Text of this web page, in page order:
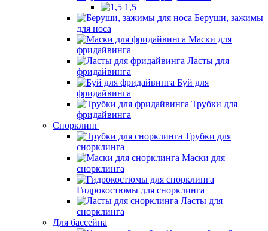
1,5
Беруши, зажимы
для носа
Маски для
фридайвинга
Ласты для
фридайвинга
Буй для
фридайвинга
Трубки для
фридайвинга
Снорклинг
Трубки для
снорклинга
Маски для
снорклинга
Гидрокостюмы для снорклинга
Ласты для
снорклинга
Для бассейна